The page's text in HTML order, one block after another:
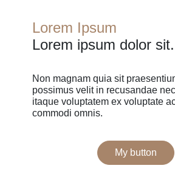
Lorem Ipsum
Lorem ipsum dolor sit.
Non magnam quia sit
possimus velit in recusandae
itaque voluptatem ex voluptate
commodi omnis.
My button